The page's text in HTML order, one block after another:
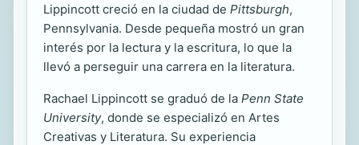
Lippincott creció en la ciudad de Pittsburgh,
Pennsylvania. Desde pequeña mostró un gran
interés por la lectura y la escritura, lo que la
llevó a perseguir una carrera en la literatura.
Rachael Lippincott se graduó de la Penn State
University, donde se especializó en Artes
Creativas y Literatura. Su experiencia